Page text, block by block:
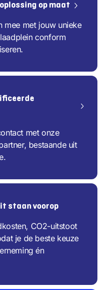
op maat
mee met jouw unieke
conform
met onze
bestaande uit
staan voorop
CO2-uitstoot
je de beste keuze
én